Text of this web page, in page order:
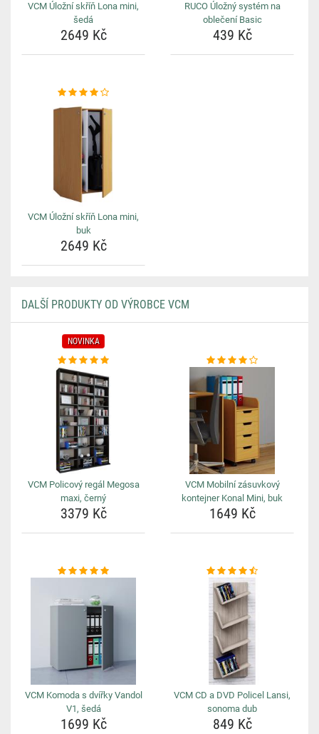
VCM Úložní skříň Lona mini,
šedá
2649 Kč
RUCO Úložný systém na
oblečení Basic
439 Kč
VCM Úložní skříň Lona mini,
buk
2649 Kč
DALŠÍ PRODUKTY OD VÝROBCE VCM
NOVINKA
VCM Policový regál Megosa
maxi, černý
3379 Kč
VCM Mobilní zásuvkový
kontejner Konal Mini, buk
1649 Kč
VCM Komoda s dvířky Vandol
V1, šedá
1699 Kč
VCM CD a DVD Policel Lansi,
sonoma dub
849 Kč